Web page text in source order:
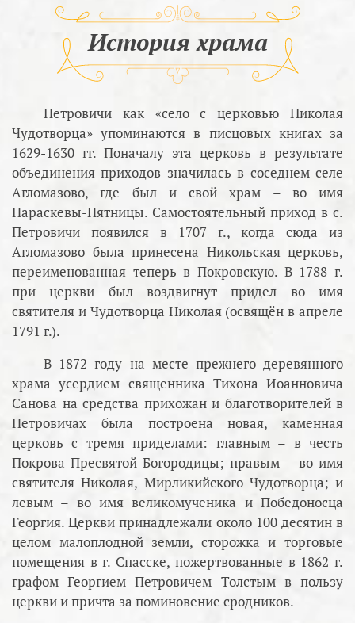
История храма
Петровичи как «село с церковью Николая
Чудотворца» упоминаются в писцовых книгах за
1629-1630 гг. Поначалу эта церковь в результате
объединения приходов значилась в соседнем селе
Агломазово, где был и свой храм – во имя
Параскевы-Пятницы. Самостоятельный приход в с.
Петровичи появился в 1707 г., когда сюда из
Агломазово была принесена Никольская церковь,
переименованная теперь в Покровскую. В 1788 г.
при церкви был воздвигнут придел во имя
святителя и Чудотворца Николая (освящён в апреле
1791 г.).
В 1872 году на месте прежнего деревянного
храма усердием священника Тихона Иоанновича
Санова на средства прихожан и благотворителей в
Петровичах была построена новая, каменная
церковь с тремя приделами: главным – в честь
Покрова Пресвятой Богородицы; правым – во имя
святителя Николая, Мирликийского Чудотворца; и
левым – во имя великомученика и Победоносца
Георгия. Церкви принадлежали около 100 десятин в
целом малоплодной земли, сторожка и торговые
помещения в г. Спасске, пожертвованные в 1862 г.
графом Георгием Петровичем Толстым в пользу
церкви и причта за поминовение сродников.